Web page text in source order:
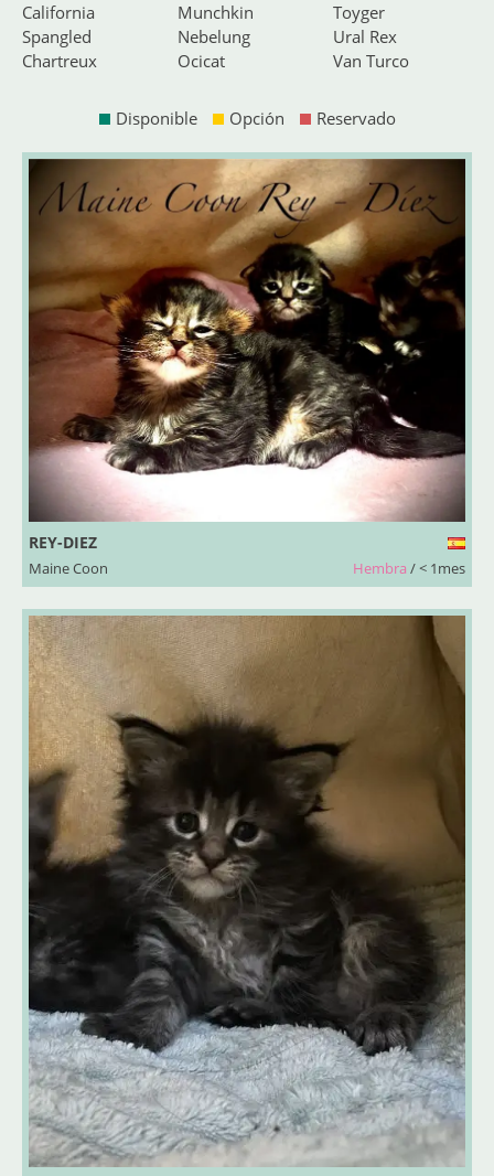
California
Spangled
Chartreux
Munchkin
Nebelung
Ocicat
Toyger
Ural Rex
Van Turco
Disponible Opción Reservado
REY-DIEZ
Maine Coon Hembra / < 1mes